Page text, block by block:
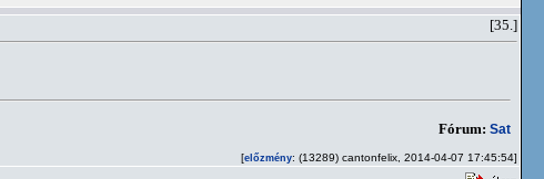
[35.]
Fórum: Sat
[előzmény: (13289) cantonfelix, 2014-04-07 17:45:54]